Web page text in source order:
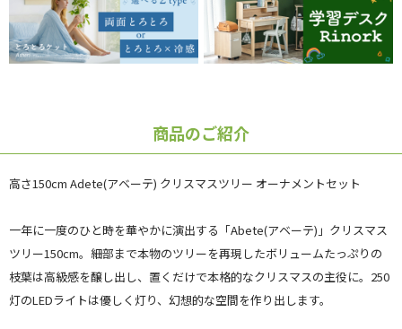
商品のご紹介
高さ150cm Adete(アベーテ) クリスマスツリー オーナメントセット
一年に一度のひと時を華やかに演出する「Abete(アベーテ)」クリスマス
ツリー150cm。細部まで本物のツリーを再現したボリュームたっぷりの
枝葉は高級感を醸し出し、置くだけで本格的なクリスマスの主役に。250
灯のLEDライトは優しく灯り、幻想的な空間を作り出します。